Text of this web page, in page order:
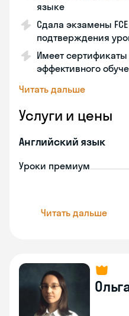
языке
Сдала экзамены FCE
подтверждения
Имеет сертификаты
эффективного
Читать дальше
Услуги и цены
Английский язык
Уроки премиум
Читать дальше